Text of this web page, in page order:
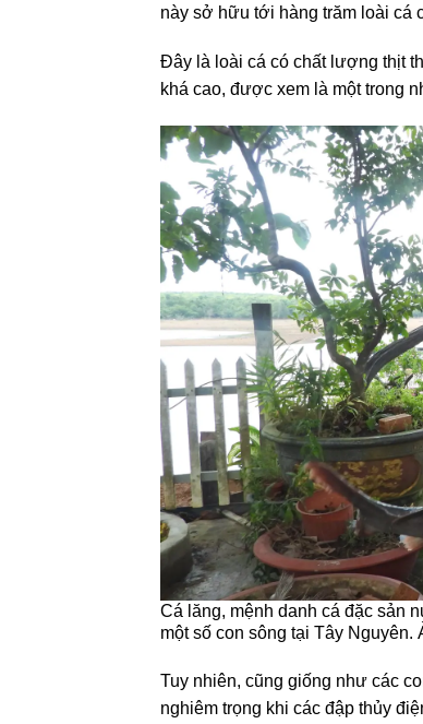
này sở hữu tới hàng trăm loài cá
Đây là loài cá có chất lượng thịt
khá cao, được xem là một trong
Cá lăng, mệnh danh cá đặc sản
một số con sông tại Tây Nguyên.
Tuy nhiên, cũng giống như các
nghiêm trọng khi các đập thủy